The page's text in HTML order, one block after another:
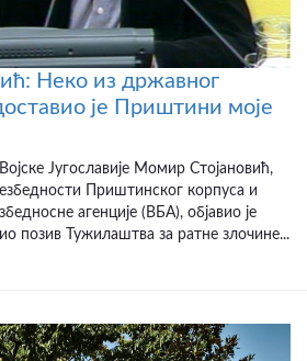
Неко из државног
је Приштини моје
Југославије Момир Стојановић,
Приштинског корпуса и
агенције (ВБА), објавио је
позив Тужилаштва за ратне злочине...